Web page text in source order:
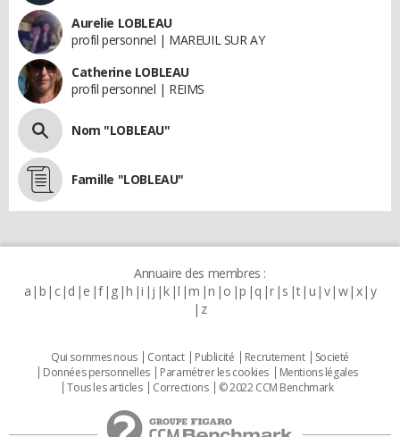
Aurelie LOBLEAU
profil personnel | MAREUIL SUR AY
Catherine LOBLEAU
profil personnel | REIMS
Nom "LOBLEAU"
Famille "LOBLEAU"
Annuaire des membres :
a b c d e f g h i j k l m n o p q r s t u v w x y
z
Qui sommes nous Contact Publicité Recrutement
Societé
Données personnelles
Paramétrer les cookies
Mentions légales
Tous les articles
Corrections © 2022 CCM Benchmark